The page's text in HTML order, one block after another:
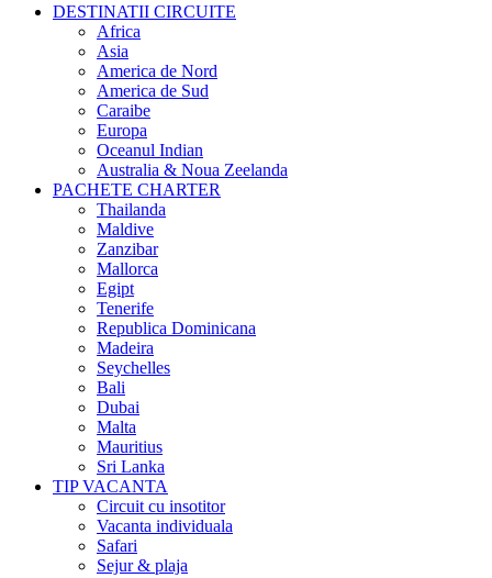
DESTINATII CIRCUITE
Africa
Asia
America de Nord
America de Sud
Caraibe
Europa
Oceanul Indian
Australia & Noua Zeelanda
PACHETE CHARTER
Thailanda
Maldive
Zanzibar
Mallorca
Egipt
Tenerife
Republica Dominicana
Madeira
Seychelles
Bali
Dubai
Malta
Mauritius
Sri Lanka
TIP VACANTA
Circuit cu insotitor
Vacanta individuala
Safari
Sejur & plaja